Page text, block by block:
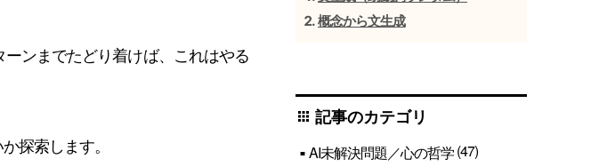
ンまでたどり着けば、これはやる
探索します。
概念から文生成
apps 記事のカテゴリ
AI未解決問題／心の哲学(47)